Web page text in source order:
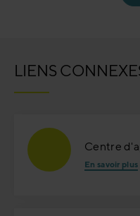
LIENS
Centre
En savoir plus